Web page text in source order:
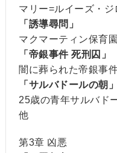
マリー=ルイーズ・ジ
「誘導尋問」
マクマーティン保育
「帝銀事件 死刑囚」
闇に葬られた帝銀事
「サルバドールの朝」
25歳の青年サルバド
他
第3章 凶悪